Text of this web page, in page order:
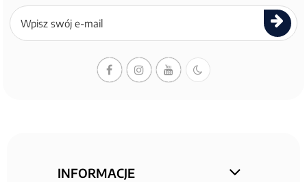
Zapisz
się
newslettera
INFORMACJE